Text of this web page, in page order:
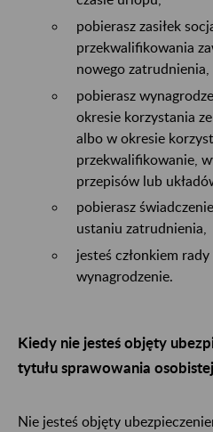
pobierasz zasiłek
przekwalifikowania
nowego zatrudnienia,
pobierasz
okresie korzystania
albo w okresie
przekwalifikowanie,
przepisów lub
pobierasz
ustaniu zatrudnienia,
jesteś członkiem
wynagrodzenie.
Kiedy nie jesteś objęty
tytułu sprawowania
Nie jesteś objęty